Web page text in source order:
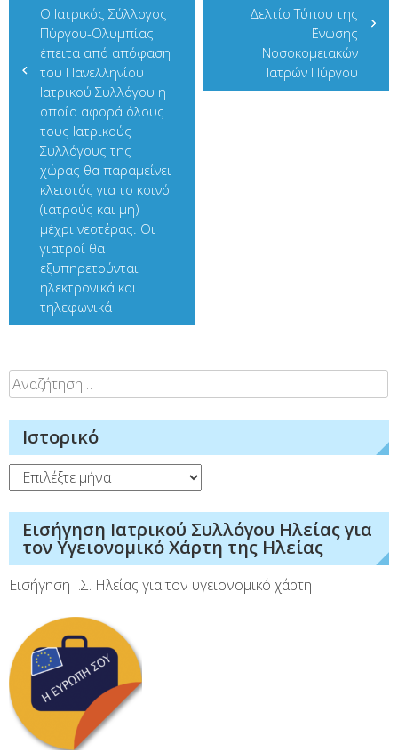
άρθρων
Ο Ιατρικός Σύλλογος
Πύργου-Ολυμπίας
έπειτα από απόφαση
του Πανελληνίου
Ιατρικού Συλλόγου η
οποία αφορά όλους
τους Ιατρικούς
Συλλόγους της
χώρας θα παραμείνει
κλειστός για το κοινό
(ιατρούς και μη)
μέχρι νεοτέρας. Οι
γιατροί θα
εξυπηρετούνται
ηλεκτρονικά και
τηλεφωνικά
Δελτίο Τύπου της
΄Ενωσης
Νοσοκομειακών
Ιατρών Πύργου
Αναζήτηση
για:
Ιστορικό
Ιστορικό
Εισήγηση Ιατρικού Συλλόγου Ηλείας για
τον Υγειονομικό Χάρτη της Ηλείας
Εισήγηση Ι.Σ. Ηλείας για τον υγειονομικό χάρτη